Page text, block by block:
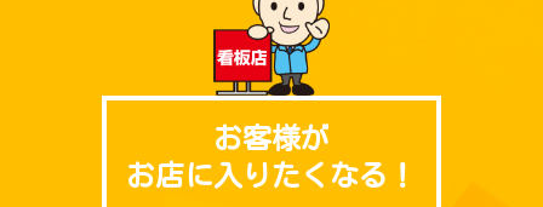
お客様が
お店に入りたくなる！